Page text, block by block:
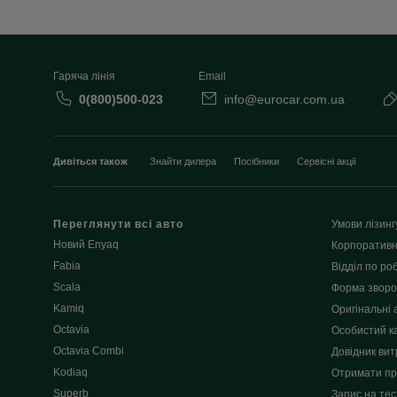
Гаряча лінія
0(800)500-023
Email
info@eurocar.com.ua
Дивіться також Знайти дилера Посібники Сервісні акції
Переглянути всі авто
Новий Enyaq
Fabia
Scala
Kamiq
Octavia
Octavia Combi
Kodiaq
Superb
Умови
Відділ по
Форма
Оригінальні
Особистий
Довідник
Отримати
Запис на